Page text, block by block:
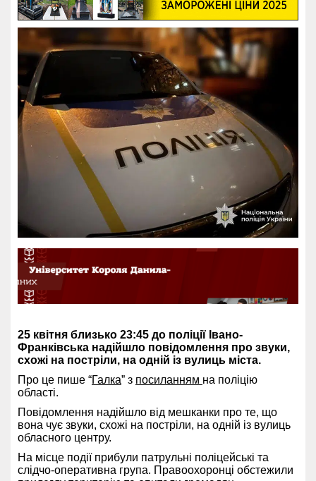
25 квітня близько 23:45 до поліції Івано-
Франківська надійшло повідомлення про звуки,
схожі на постріли, на одній із вулиць міста.
Про це пише “Галка” з посиланням на поліцію
області.
Повідомлення надійшло від мешканки про те, що
вона чує звуки, схожі на постріли, на одній із вулиць
обласного центру.
На місце події прибули патрульні поліцейські та
слідчо-оперативна група. Правоохоронці обстежили